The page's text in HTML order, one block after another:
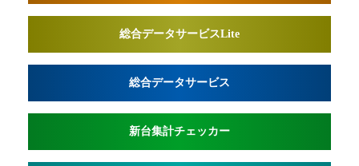
総合データサービスLite
総合データサービス
新台集計チェッカー